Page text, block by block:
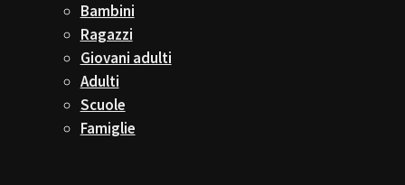
Bambini
Ragazzi
Giovani adulti
Adulti
Scuole
Famiglie